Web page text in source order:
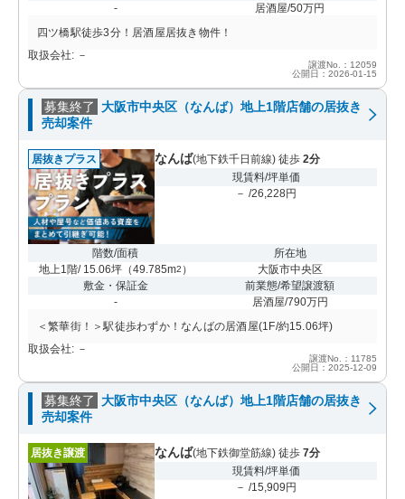
-
居酒屋/50万円
四ツ橋駅徒歩3分！居酒屋居抜き物件！
取扱会社: －
譲渡No.：12059
公開日：2026-01-15
募集終了
大阪市中央区（なんば）地上1階店舗の居抜き
売却案件
居抜きプラス なんば(地下鉄千日前線) 徒歩 2分
現賃料/坪単価
－ /26,228円
階数/面積
地上1階/ 15.06坪（49.785m2 ）
所在地
大阪市中央区
敷金・保証金
-
前業態/希望譲渡額
居酒屋/790万円
＜繁華街！＞駅徒歩わずか！なんばの居酒屋(1F/約15.06坪)
取扱会社: －
譲渡No.：11785
公開日：2025-12-09
募集終了
大阪市中央区（なんば）地上1階店舗の居抜き
売却案件
居抜き譲渡 なんば(地下鉄御堂筋線) 徒歩 7分
現賃料/坪単価
－ /15,909円